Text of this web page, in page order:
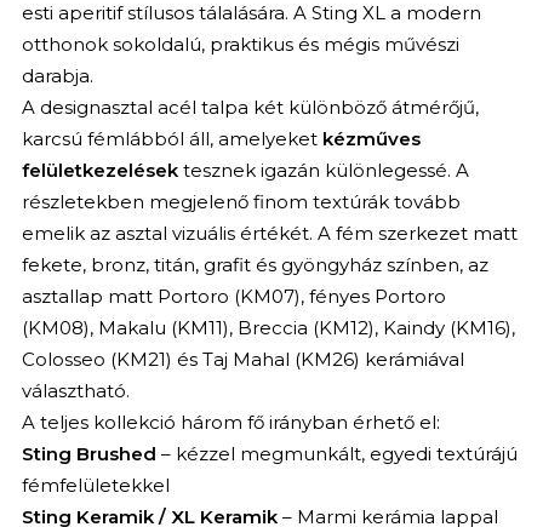
esti aperitif stílusos tálalására. A Sting XL a modern
otthonok sokoldalú, praktikus és mégis művészi
darabja.
A designasztal acél talpa két különböző átmérőjű,
karcsú fémlábból áll, amelyeket kézműves
felületkezelésektesznek igazán különlegessé. A
részletekben megjelenő finom textúrák tovább
emelik az asztal vizuális értékét. A fém szerkezet matt
fekete, bronz, titán, grafit és gyöngyház színben, az
asztallap matt Portoro (KM07), fényes Portoro
(KM08), Makalu (KM11), Breccia (KM12), Kaindy (KM16),
Colosseo (KM21) és Taj Mahal (KM26) kerámiával
választható.
A teljes kollekció három fő irányban érhető el:
Sting Brushed – kézzel megmunkált, egyedi textúrájú
fémfelületekkel
Sting Keramik / XL Keramik– Marmi kerámia lappal